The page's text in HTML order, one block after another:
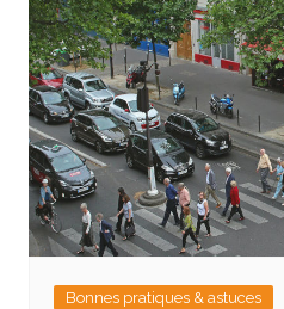
Bonnes pratiques & astuces